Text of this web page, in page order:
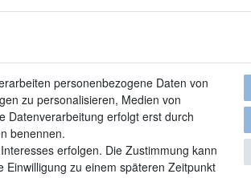
personenbezogene Daten von
zu personalisieren, Medien von
Datenverarbeitung erfolgt erst durch
benennen.
erfolgen. Die Zustimmung kann
zu einem späteren Zeitpunkt